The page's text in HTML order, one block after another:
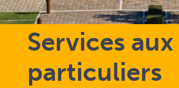
Services aux
particuliers